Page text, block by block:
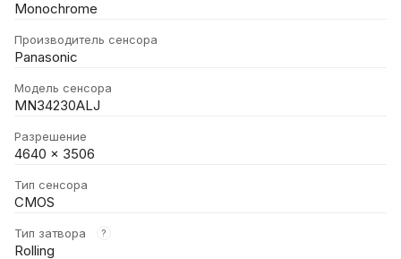
Monochrome
Производитель сенсора
Panasonic
Модель сенсора
MN34230ALJ
Разрешение
4640 × 3506
Тип сенсора
CMOS
Тип затвора ?
Rolling